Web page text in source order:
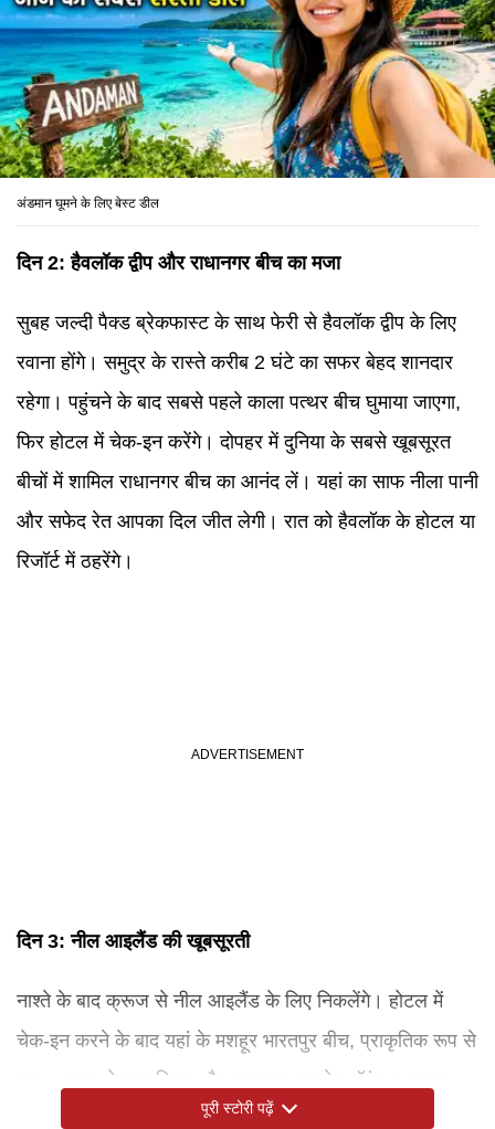
अंडमान घूमने के लिए बेस्ट डील
दिन 2: हैवलॉक द्वीप और राधानगर बीच का मजा
सुबह जल्दी पैक्ड ब्रेकफास्ट के साथ फेरी से हैवलॉक द्वीप के लिए
रवाना होंगे। समुद्र के रास्ते करीब 2 घंटे का सफर बेहद शानदार
रहेगा। पहुंचने के बाद सबसे पहले काला पत्थर बीच घुमाया जाएगा,
फिर होटल में चेक-इन करेंगे। दोपहर में दुनिया के सबसे खूबसूरत
बीचों में शामिल राधानगर बीच का आनंद लें। यहां का साफ नीला पानी
और सफेद रेत आपका दिल जीत लेगी। रात को हैवलॉक के होटल या
रिजॉर्ट में ठहरेंगे।
दिन 3: नील आइलैंड की खूबसूरती
नाश्ते के बाद क्रूज से नील आइलैंड के लिए निकलेंगे। होटल में
चेक-इन करने के बाद यहां के मशहूर भारतपुर बीच, प्राकृतिक रूप से
बना शानदार नेचुरल ब्रिज और खूबसूरत सनसेट पॉइंट लक्ष्मणपुर
बीच घूमने जाएंगे। शाम का सूर्यास्त यहां बेहद यादगार लगता है। रात
पूरी स्टोरी पढ़ें